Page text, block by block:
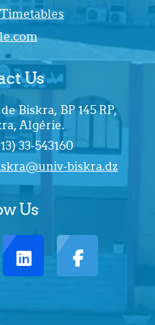
Us
Biskra, BP 145 RP,
Algérie.
33-543160
biskra.dz
Us